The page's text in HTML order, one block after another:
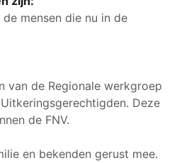
mensen die nu in de
de Regionale werkgroep
Deze
de FNV.
en bekenden gerust mee.